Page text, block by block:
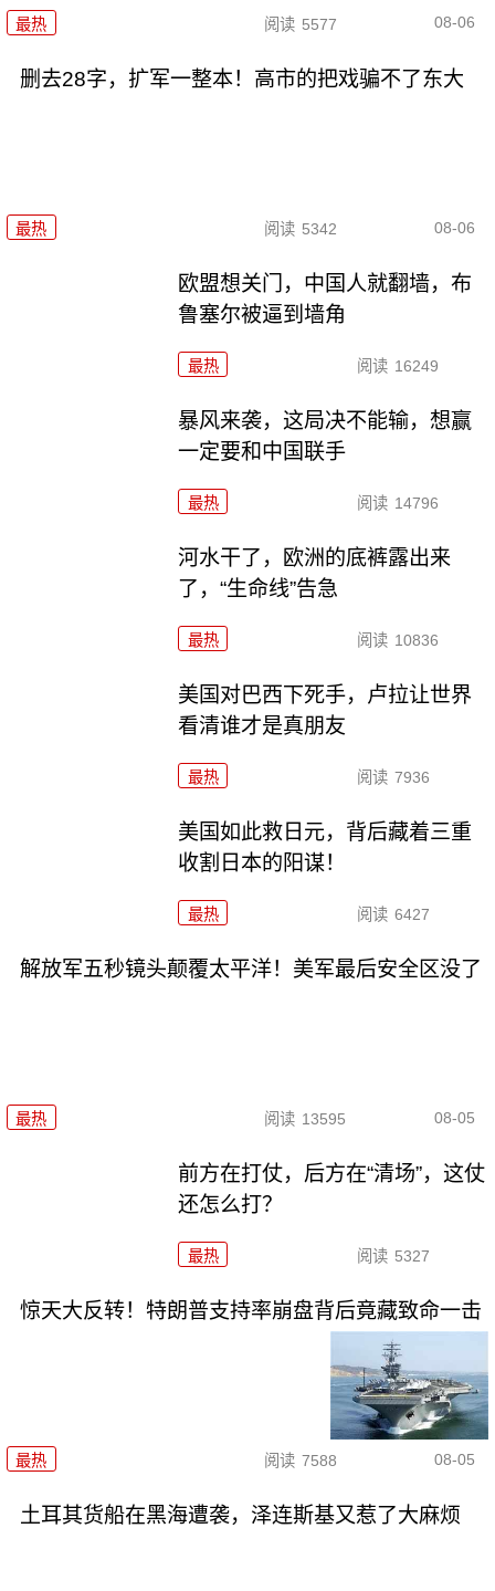
最热 阅读 5577 08-06
删去28字，扩军一整本！高市的把戏骗不了东大
最热 阅读 5342 08-06
欧盟想关门，中国人就翻墙，布
鲁塞尔被逼到墙角
最热 阅读 16249
暴风来袭，这局决不能输，想赢
一定要和中国联手
最热 阅读 14796
河水干了，欧洲的底裤露出来
了，“生命线”告急
最热 阅读 10836
美国对巴西下死手，卢拉让世界
看清谁才是真朋友
最热 阅读 7936
美国如此救日元，背后藏着三重
收割日本的阳谋！
最热 阅读 6427
解放军五秒镜头颠覆太平洋！美军最后安全区没了
最热 阅读 13595 08-05
前方在打仗，后方在“清场”，这仗
还怎么打？
最热 阅读 5327
惊天大反转！特朗普支持率崩盘背后竟藏致命一击
最热 阅读 7588 08-05
土耳其货船在黑海遭袭，泽连斯基又惹了大麻烦